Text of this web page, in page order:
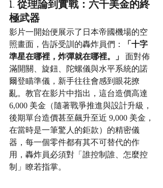
1. 從理論到實戰：六千美金的終
極武器
影片一開始便展示了日本帝國機場的空
照畫面，告訴受訓的轟炸員們：
「十字
準星在哪裡，炸彈就在哪裡。」
面對佈
滿開關、旋鈕、陀螺儀與水平系統的諾
爾登瞄準儀，新手往往會感到眼花撩
亂。教官在影片中指出，這台造價高達
6,000 美金（隨著戰爭推進與設計升級，
後期單台造價甚至飆升至近 9,000 美金，
在當時是一筆驚人的鉅款）的精密儀
器，每一個零件都有其不可替代的作
用，轟炸員必須對「誰控制誰、怎麼控
制」瞭若指掌。